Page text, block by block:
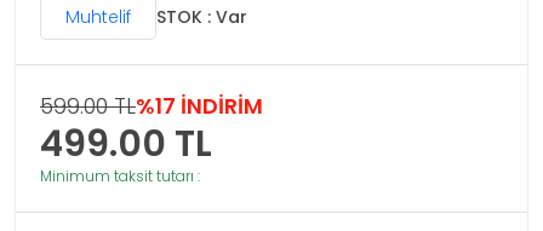
Muhtelif STOK : Var
599.00 TL%17 İNDİRİM
499.00 TL
Minimum taksit tutarı :